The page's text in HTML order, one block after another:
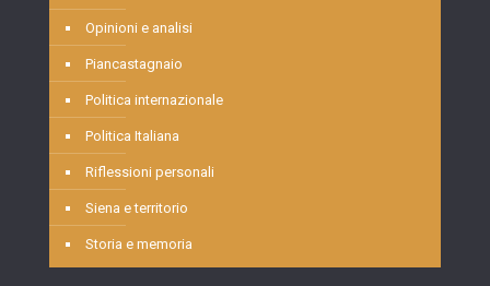
Opinioni e analisi
Piancastagnaio
Politica internazionale
Politica Italiana
Riflessioni personali
Siena e territorio
Storia e memoria